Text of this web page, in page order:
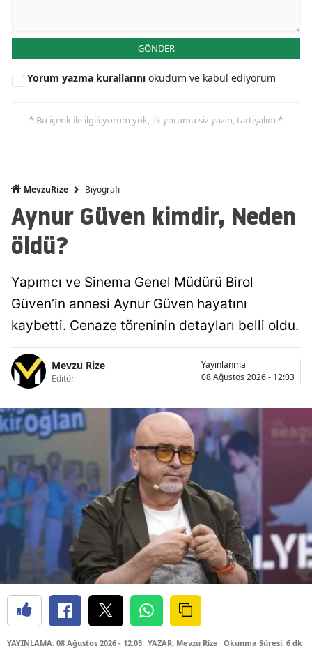
GÖNDER
Yorum yazma kurallarını okudum ve kabul ediyorum
* Bu içerik ile ilgili yorum yok, ilk yorumu siz yazın, tartışalım *
MevzuRize Biyografi
Aynur Güven kimdir, Neden
öldü?
Yapımcı ve Sinema Genel Müdürü Birol
Güven’in annesi Aynur Güven hayatını
kaybetti. Cenaze töreninin detayları belli oldu.
Mevzu Rize
Editör
Yayınlanma
08 Ağustos 2026 - 12:03
YAYINLAMA: 08 Ağustos 2026 - 12.03 YAZAR: Mevzu Rize Okunma Süresi: 6 dk